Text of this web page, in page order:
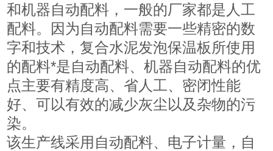
和机器自动配料，一般的厂家都是人工
配料。因为自动配料需要一些精密的数
字和技术，复合水泥发泡保温板所使用
的配料*是自动配料、机器自动配料的优
点主要有精度高、省人工、密闭性能
好、可以有效的减少灰尘以及杂物的污
染。
该生产线采用自动配料、电子计量，自